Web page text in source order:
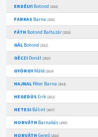
ERDÉLYIBotond (2018)
FARKAS Barna (2016)
FÁTH Botond Baltazár (2018)
GÁLBotond (2012)
GÉCZI Donát (2015)
GYÖRGYMáté (2014)
HAJNALPéter Barna (2014)
HEGEDÜSErik (2012)
HETESIBálint (2017)
HORVÁTH Barnabás (2009)
HORVÁTH Gergő (2018)